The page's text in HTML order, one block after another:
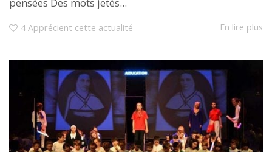
4 Apprécient cette actualité En lire plus